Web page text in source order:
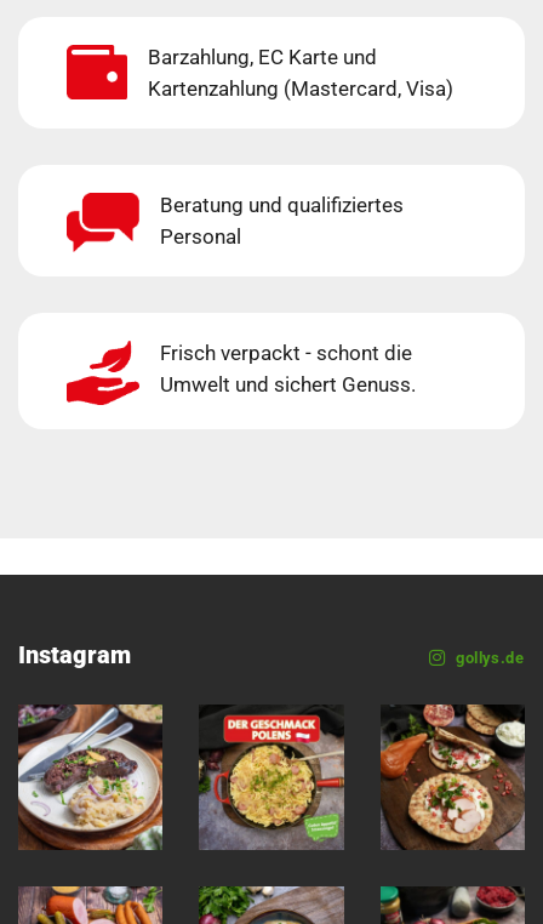
Barzahlung, EC Karte und
Kartenzahlung (Mastercard, Visa)
Beratung und qualifiziertes
Personal
Frisch verpackt - schont die
Umwelt und sichert Genuss.
Instagram gollys.de